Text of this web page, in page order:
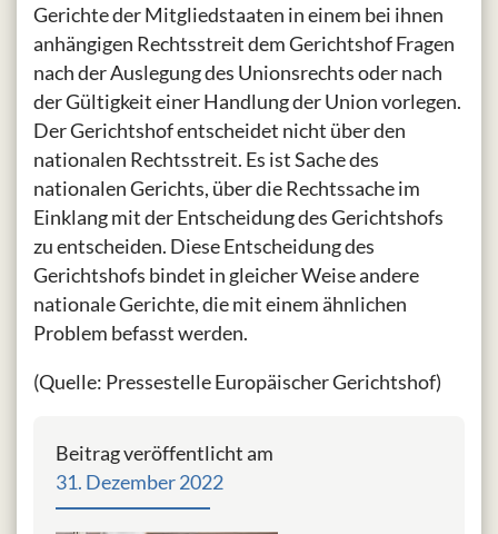
Gerichte der Mitgliedstaaten in einem bei ihnen
anhängigen Rechtsstreit dem Gerichtshof Fragen
nach der Auslegung des Unionsrechts oder nach
der Gültigkeit einer Handlung der Union vorlegen.
Der Gerichtshof entscheidet nicht über den
nationalen Rechtsstreit. Es ist Sache des
nationalen Gerichts, über die Rechtssache im
Einklang mit der Entscheidung des Gerichtshofs
zu entscheiden. Diese Entscheidung des
Gerichtshofs bindet in gleicher Weise andere
nationale Gerichte, die mit einem ähnlichen
Problem befasst werden.
(Quelle: Pressestelle Europäischer Gerichtshof)
Beitrag veröffentlicht am
31. Dezember 2022